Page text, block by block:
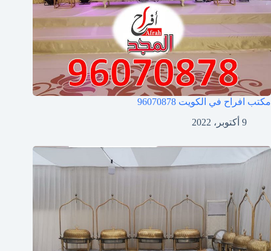
مكتب افراح في الكويت 96070878
9 أكتوبر، 2022